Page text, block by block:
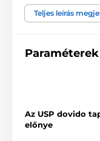
Kiváló
bármely
korszerű UV-led
kiváló tartósságot
Elérhető
Teljes leírás
Paraméterek
Az USP dovido
előnye